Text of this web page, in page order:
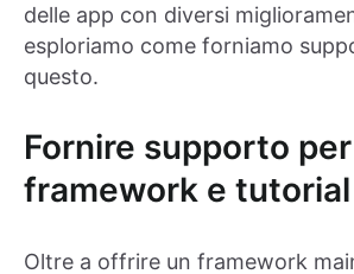
delle app con diversi
esploriamo come forniamo
questo.
Fornire supporto
framework e tutorial
Oltre a offrire un framework